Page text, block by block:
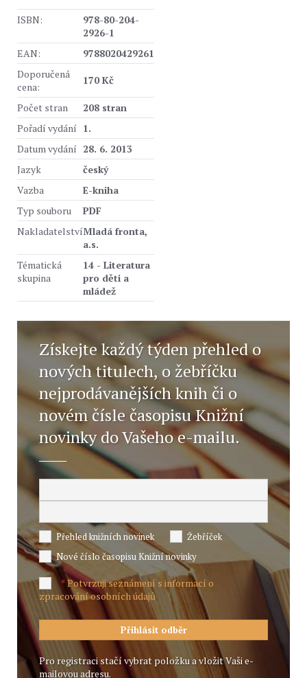
ISBN:
978-80-204-
2926-1
EAN:
9788020429261
Doporučená
cena:
170 Kč
Počet stran
208 stran
Pořadí vydání 1.
Datum vydání 28. 6. 2013
Jazyk
český
Vazba
E-kniha
Typ souboru
PDF
NakladatelstvíMladá fronta,
a.s.
Tématická
skupina
14 - Literatura
pro děti a
mládež
Získejte každý týden přehled o
nových titulech, o žebříčku
nejprodávanějších knih či o
novém čísle časopisu Knižní
novinky do Vašeho e-mailu.
Přehled knižních novinek
Žebříček
Nové číslo časopisu Knižní novinky
*Potvrzuji seznámení s informací o
zpracování osobních údajů
Pro registraci stačí vybrat položku a vložit Vaši e-
mailovou adresu.